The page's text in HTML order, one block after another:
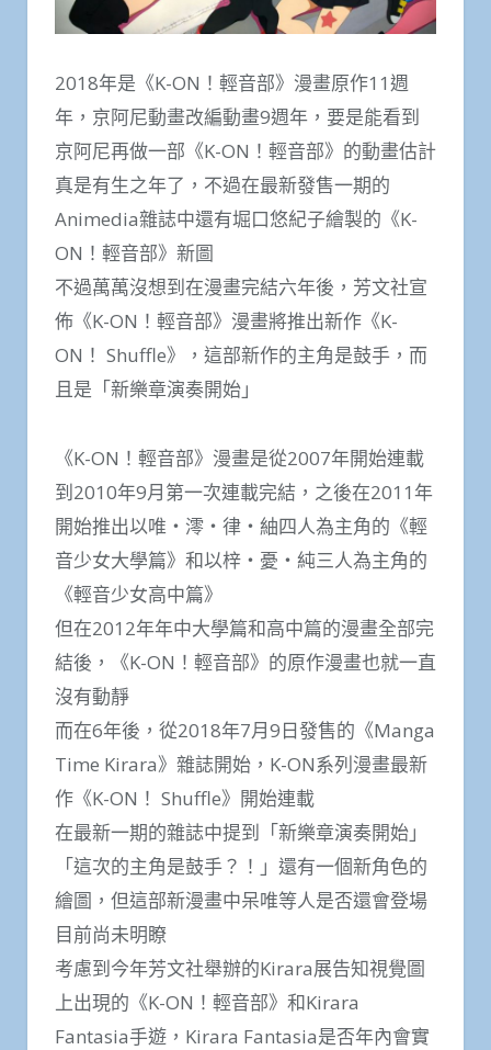
2018年是《K-ON！輕音部》漫畫原作11週
年，京阿尼動畫改編動畫9週年，要是能看到
京阿尼再做一部《K-ON！輕音部》的動畫估計
真是有生之年了，不過在最新發售一期的
Animedia雜誌中還有堀口悠紀子繪製的《K-
ON！輕音部》新圖
不過萬萬沒想到在漫畫完結六年後，芳文社宣
佈《K-ON！輕音部》漫畫將推出新作《K-
ON！ Shuffle》，這部新作的主角是鼓手，而
且是「新樂章演奏開始」
《K-ON！輕音部》漫畫是從2007年開始連載
到2010年9月第一次連載完結，之後在2011年
開始推出以唯・澪・律・紬四人為主角的《輕
音少女大學篇》和以梓・憂・純三人為主角的
《輕音少女高中篇》
但在2012年年中大學篇和高中篇的漫畫全部完
結後，《K-ON！輕音部》的原作漫畫也就一直
沒有動靜
而在6年後，從2018年7月9日發售的《Manga
Time Kirara》雜誌開始，K-ON系列漫畫最新
作《K-ON！ Shuffle》開始連載
在最新一期的雜誌中提到「新樂章演奏開始」
「這次的主角是鼓手？！」還有一個新角色的
繪圖，但這部新漫畫中呆唯等人是否還會登場
目前尚未明瞭
考慮到今年芳文社舉辦的Kirara展告知視覺圖
上出現的《K-ON！輕音部》和Kirara
Fantasia手遊，Kirara Fantasia是否年內會實